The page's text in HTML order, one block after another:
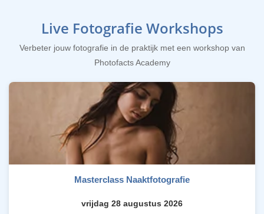
Live Fotografie Workshops
Verbeter jouw fotografie in de praktijk met een workshop van
Photofacts Academy
Masterclass Naaktfotografie
vrijdag 28 augustus 2026